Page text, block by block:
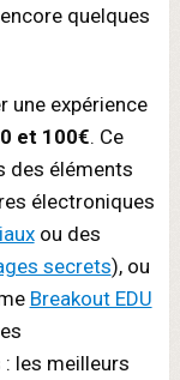
quelques
une expérience
et 100€. Ce
des éléments
électroniques
ou des
secrets), ou
Breakout EDU
les meilleurs